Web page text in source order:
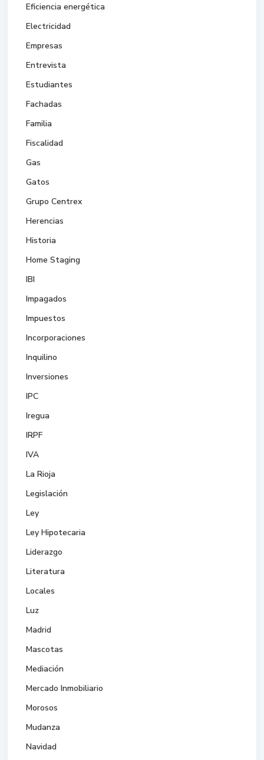
Eficiencia energética
Electricidad
Empresas
Entrevista
Estudiantes
Fachadas
Familia
Fiscalidad
Gas
Gatos
Grupo Centrex
Herencias
Historia
Home Staging
IBI
Impagados
Impuestos
Incorporaciones
Inquilino
Inversiones
IPC
Iregua
IRPF
IVA
La Rioja
Legislación
Ley
Ley Hipotecaria
Liderazgo
Literatura
Locales
Luz
Madrid
Mascotas
Mediación
Mercado Inmobiliario
Morosos
Mudanza
Navidad